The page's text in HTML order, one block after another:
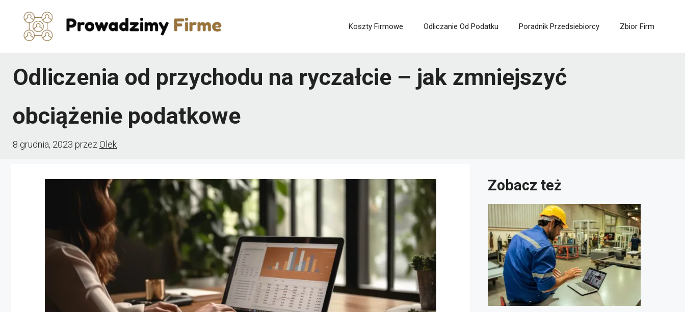
Koszty Firmowe Odliczanie Od Podatku Poradnik Przedsiebiorcy Zbior Firm
Odliczenia od przychodu na ryczałcie – jak zmniejszyć
obciążenie podatkowe
8 grudnia, 2023 przez Olek
Zobacz też